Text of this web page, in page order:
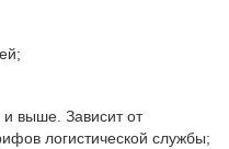
и выше. Зависит от
логистической службы;